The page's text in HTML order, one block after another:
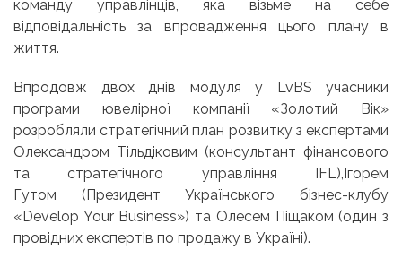
команду управлінців, яка візьме на себе
відповідальність за впровадження цього плану в
життя.
Впродовж двох днів модуля у LvBS учасники
програми ювелірної компанії «Золотий Вік»
розробляли стратегічний план розвитку з експертами
Олександром Тільдіковим (консультант фінансового
та стратегічного управління IFL),Ігорем
Гутом (Президент Українського бізнес-клубу
«Develop Your Business») та Олесем Піщаком (один з
провідних експертів по продажу в Україні).